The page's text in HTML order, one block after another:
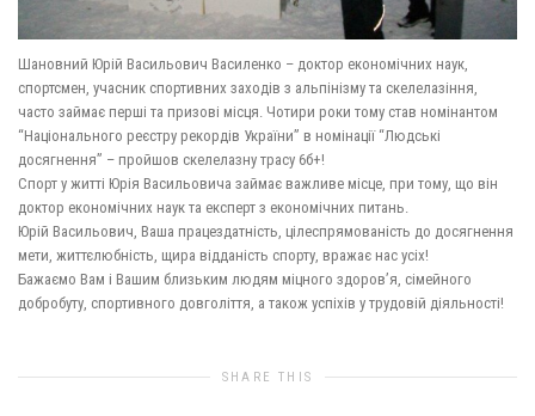
Шановний Юрій Васильович Василенко – доктор економічних наук,
спортсмен, учасник спортивних заходів з альпінізму та скелелазіння,
часто займає перші та призові місця. Чотири роки тому став номінантом
“Національного реєстру рекордів України” в номінації “Людські
досягнення” – пройшов скелелазну трасу 6б+!
Спорт у житті Юрія Васильовича займає важливе місце, при тому, що він
доктор економічних наук та експерт з економічних питань.
Юрій Васильович, Ваша працездатність, цілеспрямованість до досягнення
мети, життєлюбність, щира відданість спорту, вражає нас усіх!
Бажаємо Вам і Вашим близьким людям міцного здоров’я, сімейного
добробуту, спортивного довголіття, а також успіхів у трудовій діяльності!
SHARE THIS